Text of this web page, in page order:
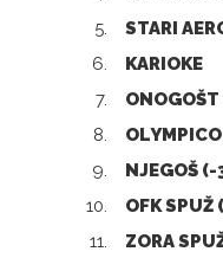
5.
STARI
6.
KARIOKE
7.
8.
9.
NJEGOŠ (-
10.
OFK SPUŽ
11.
ZORA